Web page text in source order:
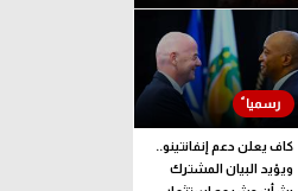
كاف يعلن دعم إنفانتينو..
ويؤيد البيان المشترك